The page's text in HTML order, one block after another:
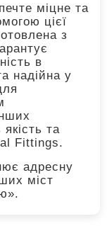
міцне та
цієї
з
в
надійна у
та
Fittings.
адресну
міст